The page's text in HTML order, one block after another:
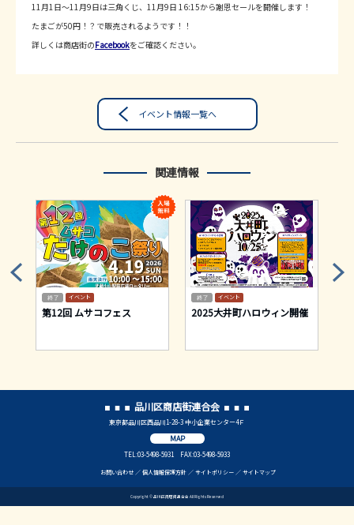
11月1日～11月9日は三角くじ、11月9日 16:15から謝恩セールを開催します！
たまごが50円！？で販売されるようです！！
詳しくは商店街のFacebookをご確認ください。
イベント情報一覧へ
関連情報
イベント
第12回 ムサコフェス
イベント
2025大井町ハロウィン開催
品川区商店街連合会
東京都品川区西品川1-28-3 中小企業センター4Ｆ
MAP
TEL:03-5498-5931 FAX:03-5498-5933
お問い合わせ 個人情報保護方針 サイトポリシー サイトマップ
Copyright © 品川区商店街連合会 All Rights Reserved